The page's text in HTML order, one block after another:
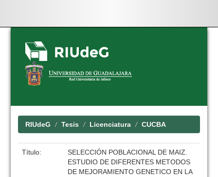
Skip
navigation
RIUdeG Tesis Licenciatura CUCBA
Título:
SELECCIÓN POBLACIONAL DE MAIZ.
ESTUDIO DE DIFERENTES METODOS
DE MEJORAMIENTO GENETICO EN LA